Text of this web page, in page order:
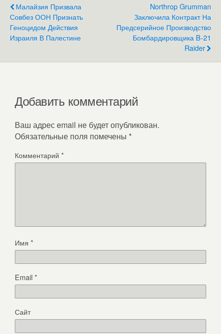
Малайзия Призвала
Совбез ООН Признать
Геноцидом Действия
Израиля В Палестине
Northrop Grumman
Заключила Контракт На
Предсерийное Производство
Бомбардировщика B-21
Raider
Добавить комментарий
Ваш адрес email не будет опубликован.
Обязательные поля помечены *
Комментарий *
Имя *
Email*
Сайт